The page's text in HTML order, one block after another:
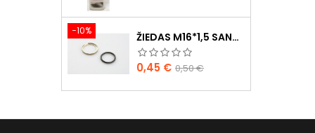
−10% ŽIEDAS M16*1,5 SANDARINIMO
Kaina
0,45 € Bazinė
0,50 €